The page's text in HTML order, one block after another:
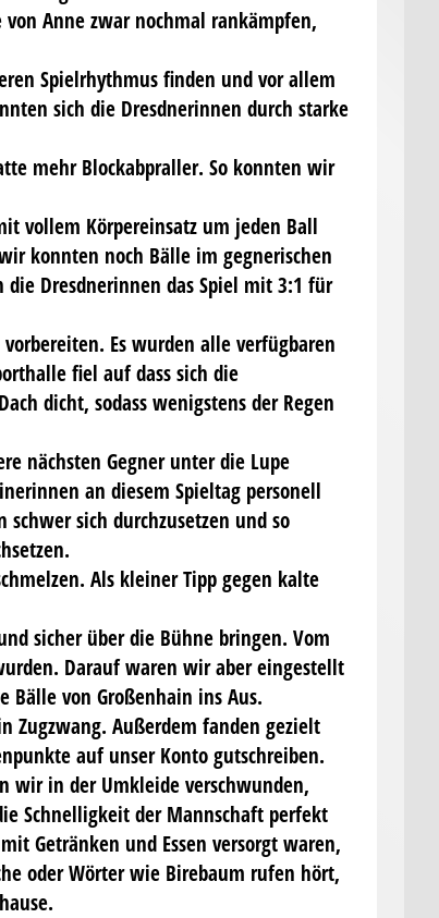
Anne zwar nochmal rankämpfen,
Spielrhythmus finden und vor allem
sich die Dresdnerinnen durch starke
mehr Blockabpraller. So konnten wir
vollem Körpereinsatz um jeden Ball
konnten noch Bälle im gegnerischen
Dresdnerinnen das Spiel mit 3:1 für
Es wurden alle verfügbaren
fiel auf dass sich die
dicht, sodass wenigstens der Regen
nächsten Gegner unter die Lupe
an diesem Spieltag personell
sich durchzusetzen und so
Als kleiner Tipp gegen kalte
sicher über die Bühne bringen. Vom
Darauf waren wir aber eingestellt
Bälle von Großenhain ins Aus.
Zugzwang. Außerdem fanden gezielt
auf unser Konto gutschreiben.
wir in der Umkleide verschwunden,
Schnelligkeit der Mannschaft perfekt
Getränken und Essen versorgt waren,
oder Wörter wie Birebaum rufen hört,